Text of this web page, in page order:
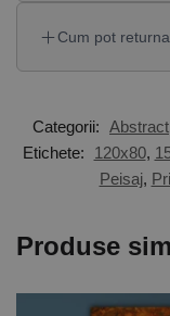
Cum pot
Categorii: Abstract
Etichete:
120x80,
Peisaj,
Produse